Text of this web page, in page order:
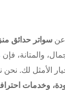
عن سواتر حدائق
والمتانة، فإن
الأمثل لك. نحن
وخدمات